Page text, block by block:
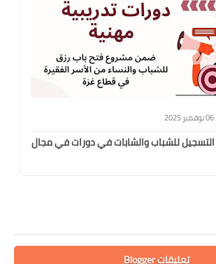
06 نوفمبر 2025
التسجيل للشباب والشابات في دورات في مجال
تعليقات Blogger